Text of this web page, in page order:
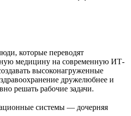
которые переводят
медицину на современную ИТ-
высоконагруженные
дружелюбнее и
решать рабочие задачи.
системы — дочерняя